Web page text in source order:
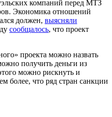
компаний перед МТЗ
Экономика отношений
должен, выясняли
сообщалось, что проект
проекта можно назвать
получить деньги из
можно рискнуть и
более, что ряд стран санкции